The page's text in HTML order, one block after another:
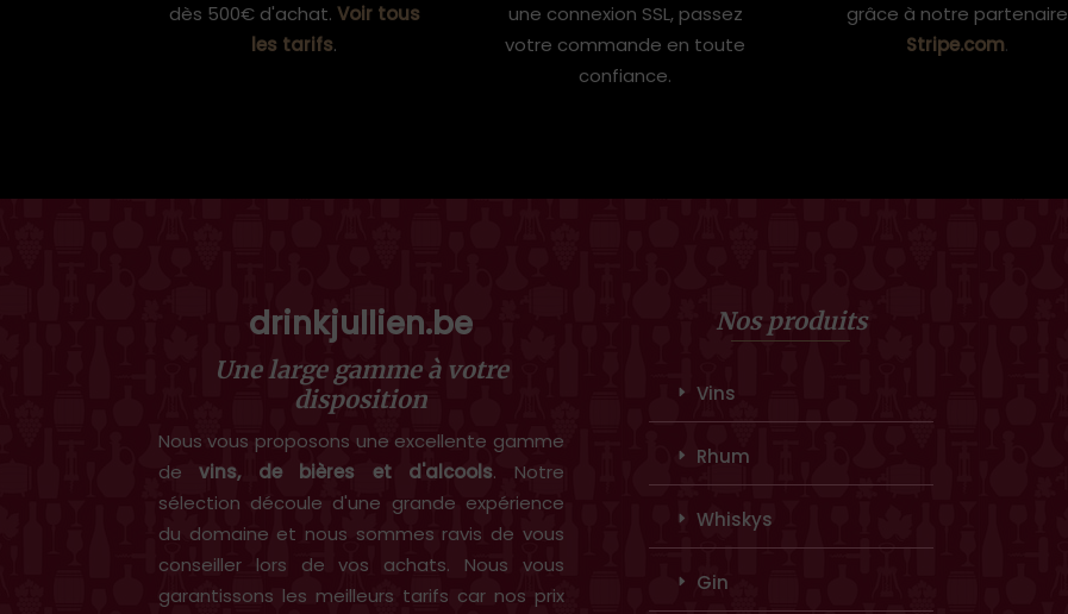
dès 500€ d'achat. Voir tous
les tarifs.
une connexion SSL, passez
votre commande en toute
confiance.
grâce à notre partenaire
Stripe.com.
drinkjullien.be
Une large gamme à votre
disposition
Nous vous proposons une excellente gamme
devins, de bières et d'alcools. Notre
sélection découle d'une grande expérience
du domaine et nous sommes ravis de vous
conseiller lors de vos achats. Nous vous
garantissons les meilleurs tarifs car nos prix
Nos produits
Vins
Rhum
Whiskys
Gin